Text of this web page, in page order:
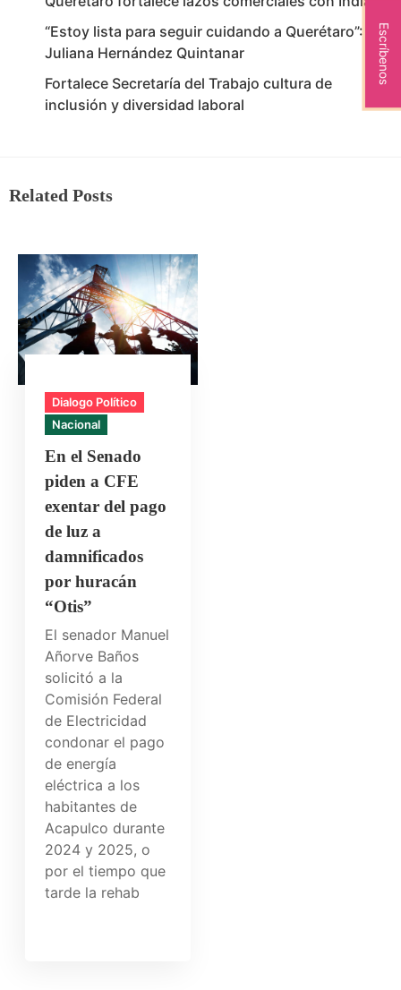
“Estoy lista para seguir cuidando a Querétaro”:
Juliana Hernández Quintanar
Fortalece Secretaría del Trabajo cultura de
inclusión y diversidad laboral
Related Posts
Dialogo Político
Nacional
En el Senado
piden a CFE
exentar del pago
de luz a
damnificados
por huracán
“Otis”
El senador Manuel
Añorve Baños
solicitó a la
Comisión Federal
de Electricidad
condonar el pago
de energía
eléctrica a los
habitantes de
Acapulco durante
2024 y 2025, o
por el tiempo que
tarde la rehab
Escríbenos